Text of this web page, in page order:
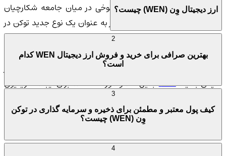
توکن WEN ابتدا به صورت یک شوخی در میان جامعه شکارچیان
ایردراپ مطرح شد و برای اولین بار به عنوان یک نوع جدید توکن در
بلاکچین Solana معرفی گردید. تیم توسعه دهنده، که توسط شخصی
با نام مستعار Weremeow رهبری می شود، با نگارش شعری درباره
این موضوع، فرهنگ جدیدی را در جامعه رمزنگاری بنا نهاد. این شعر
سپس به یکNFT
تبدیل شد و مورد استفاده برای ایجاد 1 تریلیون
توکن WEN قرار گرفت. این توکن ها در یک رویداد ایردراپ گسترده
توزیع شدند که به بیش از 1 میلیون کیف پول مختلف در بلاکچین
ارز دیجیتال وِن (WEN) چیست؟
بهترین صرافی برای خرید و فروش ارز دیجیتال WEN کدام
است؟
کیف پول معتبر و مطمئن برای ذخیره و سرمایه گذاری در توکن
وِن (WEN) چیست؟